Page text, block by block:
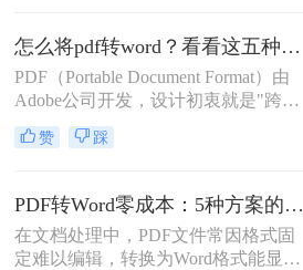
乱，影响使用体验。那么pdf转word怎
么保留原排版呢？本文将介绍两种方
法，帮助你在PDF转Word时尽可能保
留原排版。
怎么将pdf转word？看看这五种转换方法！
PDF（Portable Document Format）由
Adobe公司开发，设计初衷就是"跨设
备一致性呈现"——无论在什么设备
上打开，排版都完全一样。这个优点
用固定坐标记录每个文字、图形的精
确位置，而Word是流式排版，内容从
上到下流动、自动换行。
赞 踩
PDF转Word零成本：5种方案的成本、速度、精度对比！
在文档处理中，PDF文件常因格式固
定难以编辑，转换为Word格式能显著